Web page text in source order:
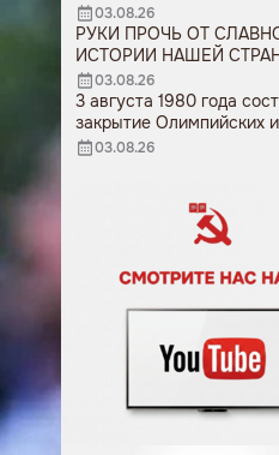
03.08.26
РУКИ ПРОЧЬ ОТ
ИСТОРИИ НАШЕЙ
03.08.26
3 августа 1980 года
закрытие Олимпийских
03.08.26